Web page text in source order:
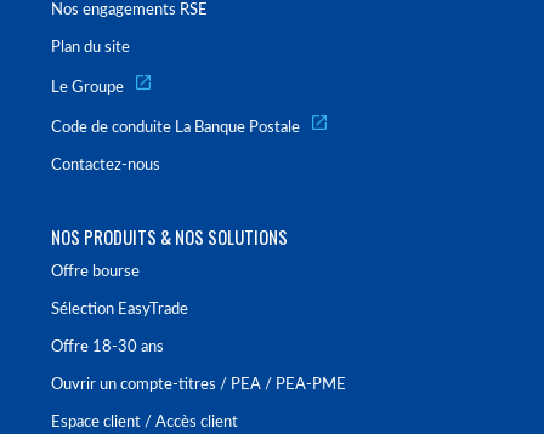
Nos engagements RSE
Plan du site
Le Groupe
Code de conduite La Banque Postale
Contactez-nous
NOS PRODUITS & NOS SOLUTIONS
Offre bourse
Sélection EasyTrade
Offre 18-30 ans
Ouvrir un compte-titres / PEA / PEA-PME
Espace client / Accès client